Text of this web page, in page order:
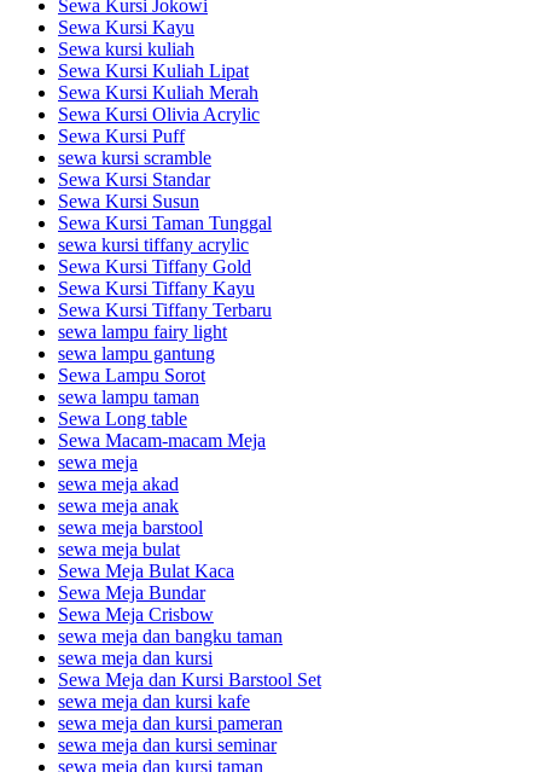
Sewa Kursi Jokowi
Sewa Kursi Kayu
Sewa kursi kuliah
Sewa Kursi Kuliah Lipat
Sewa Kursi Kuliah Merah
Sewa Kursi Olivia Acrylic
Sewa Kursi Puff
sewa kursi scramble
Sewa Kursi Standar
Sewa Kursi Susun
Sewa Kursi Taman Tunggal
sewa kursi tiffany acrylic
Sewa Kursi Tiffany Gold
Sewa Kursi Tiffany Kayu
Sewa Kursi Tiffany Terbaru
sewa lampu fairy light
sewa lampu gantung
Sewa Lampu Sorot
sewa lampu taman
Sewa Long table
Sewa Macam-macam Meja
sewa meja
sewa meja akad
sewa meja anak
sewa meja barstool
sewa meja bulat
Sewa Meja Bulat Kaca
Sewa Meja Bundar
Sewa Meja Crisbow
sewa meja dan bangku taman
sewa meja dan kursi
Sewa Meja dan Kursi Barstool Set
sewa meja dan kursi kafe
sewa meja dan kursi pameran
sewa meja dan kursi seminar
sewa meja dan kursi taman